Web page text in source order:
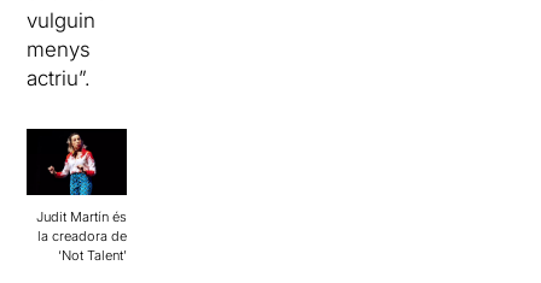
vulguin
menys
actriu”.
Judit Martín és
la creadora de
‘Not Talent’